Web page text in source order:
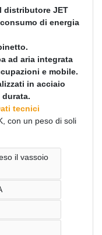
distributore JET
di energia
ad aria integrata
e mobile.
in acciaio
tecnici
con un peso di soli
il vassoio